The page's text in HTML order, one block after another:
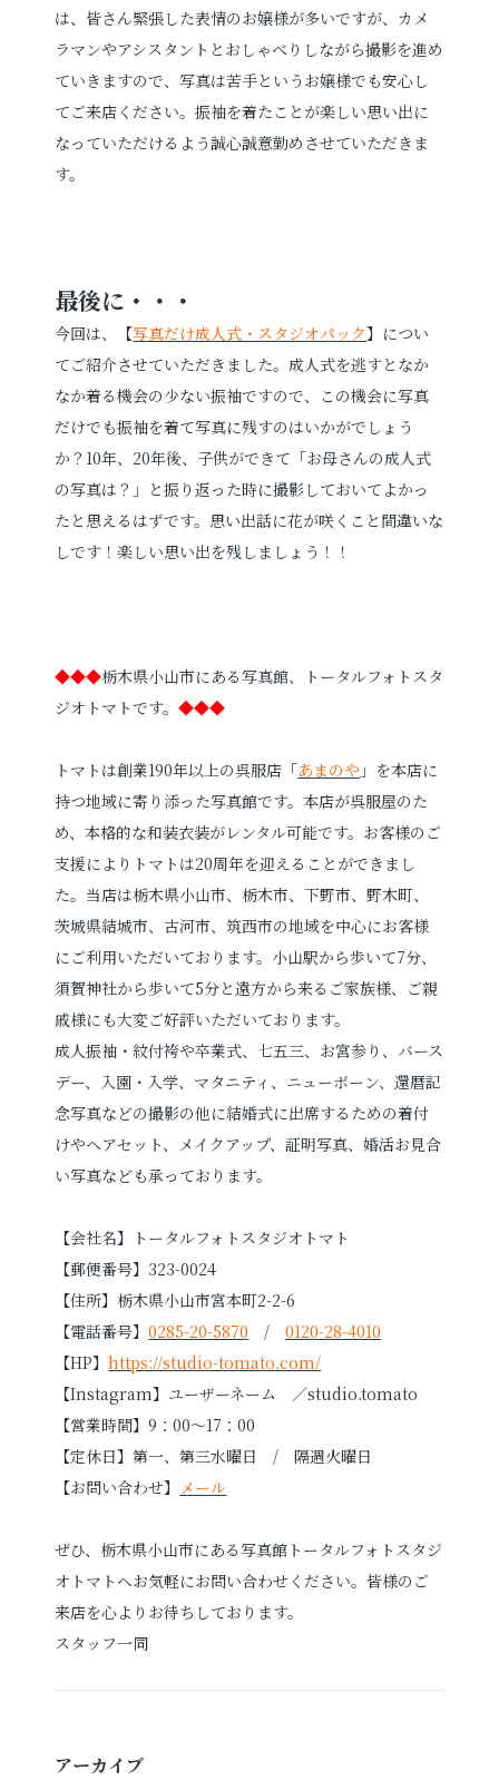
は、皆さん緊張した表情のお嬢様が多いですが、カメ
ラマンやアシスタントとおしゃべりしながら撮影を進め
ていきますので、写真は苦手というお嬢様でも安心し
てご来店ください。振袖を着たことが楽しい思い出に
なっていただけるよう誠心誠意勤めさせていただきま
す。
最後に・・・
今回は、【写真だけ成人式・スタジオパック】につい
てご紹介させていただきました。成人式を逃すとなか
なか着る機会の少ない振袖ですので、この機会に写真
だけでも振袖を着て写真に残すのはいかがでしょう
か？10年、20年後、子供ができて「お母さんの成人式
の写真は？」と振り返った時に撮影しておいてよかっ
たと思えるはずです。思い出話に花が咲くこと間違いな
しです！楽しい思い出を残しましょう！！
◆◆◆栃木県小山市にある写真館、トータルフォトスタ
ジオトマトです。◆◆◆
トマトは創業190年以上の呉服店「あまのや 」を本店に
持つ地域に寄り添った写真館です。本店が呉服屋のた
め、本格的な和装衣装がレンタル可能です。お客様のご
支援によりトマトは20周年を迎えることができまし
た。当店は栃木県小山市、栃木市、下野市、野木町、
茨城県結城市、古河市、筑西市の地域を中心にお客様
にご利用いただいております。小山駅から歩いて7分、
須賀神社から歩いて5分と遠方から来るご家族様、ご親
戚様にも大変ご好評いただいております。
成人振袖・紋付袴や卒業式、七五三、お宮参り、バース
デー、入園・入学、マタニティ、ニューボーン、還暦記
念写真などの撮影の他に結婚式に出席するための着付
けやヘアセット、メイクアップ、証明写真、婚活お見合
い写真なども承っております。
【会社名】トータルフォトスタジオトマト
【郵便番号】323-0024
【住所】栃木県小山市宮本町2-2-6
【電話番号】0285-20-5870 /0120-28-4010
【HP】https://studio-tomato.com/
【Instagram】ユーザーネーム ／studio.tomato
【営業時間】9：00～17：00
【定休日】第一、第三水曜日 / 隔週火曜日
【お問い合わせ】 メール
ぜひ、栃木県小山市にある写真館トータルフォトスタジ
オトマトへお気軽にお問い合わせください。皆様のご
来店を心よりお待ちしております。
スタッフ一同
アーカイブ